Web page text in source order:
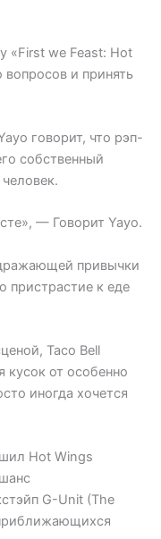
«First we Feast: Hot
вопросов и принять
говорит, что рэп-
собственный
— Говорит Yayo.
привычки
пристрастие к еде
Taco Bell
кусок от особенно
иногда хочется
Hot Wings
G-Unit (The